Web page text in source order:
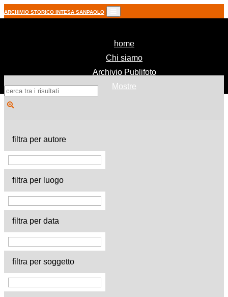
ARCHIVIO STORICO INTESA SANPAOLO
home(current)
Chi siamo
Archivio Publifoto
Mostre
filtra per autore
filtra per luogo
filtra per data
filtra per soggetto